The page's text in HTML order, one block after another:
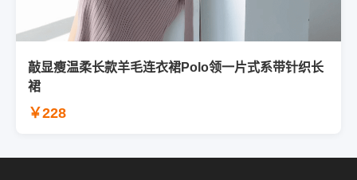
敲显瘦温柔长款羊毛连衣裙Polo领一片式系带针织长
裙
￥228